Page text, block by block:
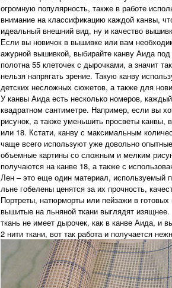
огромную популярность, также в работе
внимание на классификацию каждой канвы,
идеальный внешний вид, ну и качество
Если вы новичок в вышивке или вам
ажурной вышивкой, выбирайте канву Аида
полотна 55 клеточек с дырочками, а значит
нельзя напрягать зрение. Такую канву
детских несложных сюжетов, а также для
У канвы Аида есть несколько номеров,
квадратном сантиметре. Например, если вы
рисунок, а также уменьшить просветы канвы,
или 18. Кстати, канву с максимальным
чаще всего используют уже довольно
объемные картины со сложным и мелким
получаются на канве 18, а также с
Лен – это еще один материал,
льне гобелены ценятся за их прочность,
Портреты, натюрморты или пейзажи в
вышитые на льняной ткани выглядят
ткань не имеет дырочек, как в канве Аида, и
2 нити ткани, вот так работа и получается